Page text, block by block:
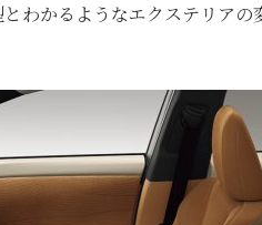
わかるようなエクステリアの